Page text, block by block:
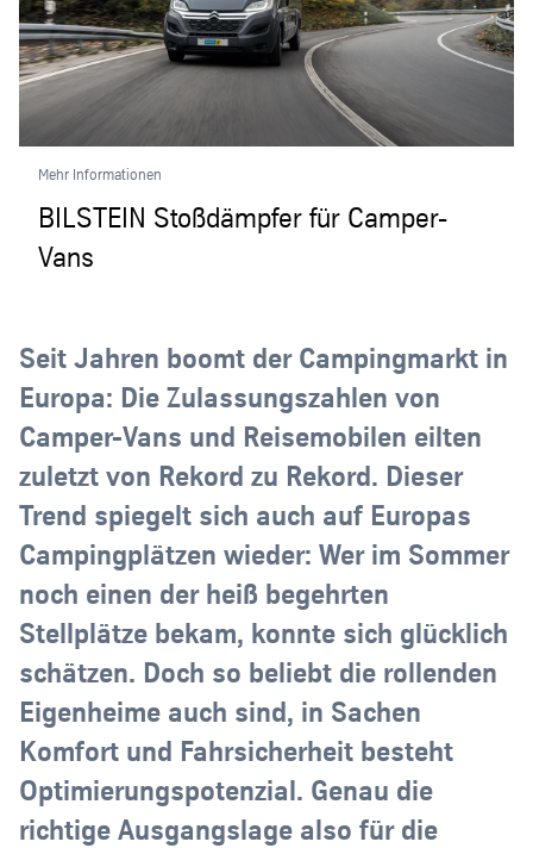
Mehr Informationen
BILSTEIN Stoßdämpfer für Camper-
Vans
Seit Jahren boomt der Campingmarkt in
Europa: Die Zulassungszahlen von
Camper-Vans und Reisemobilen eilten
zuletzt von Rekord zu Rekord. Dieser
Trend spiegelt sich auch auf Europas
Campingplätzen wieder: Wer im Sommer
noch einen der heiß begehrten
Stellplätze bekam, konnte sich glücklich
schätzen. Doch so beliebt die rollenden
Eigenheime auch sind, in Sachen
Komfort und Fahrsicherheit besteht
Optimierungspotenzial. Genau die
richtige Ausgangslage also für die